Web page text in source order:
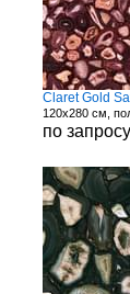
Claret Gold
120x280 см,
по запросу